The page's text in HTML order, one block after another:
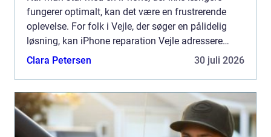
fungerer optimalt, kan det være en frustrerende
oplevelse. For folk i Vejle, der søger en pålidelig
løsning, kan iPhone reparation Vejle adressere
udfordringen h...
Clara Petersen 30 juli 2026